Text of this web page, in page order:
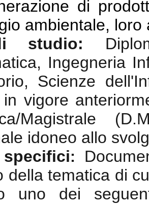
di
ambientale,
studio:
Ingegneria
Scienze
in vigore
Magistrale
idoneo allo
:
della tematica di
uno dei